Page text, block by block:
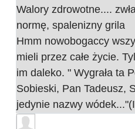
Walory zdrowotne....
normę, spalenizny grila
Hmm nowobogaccy
mieli przez całe życie.
im daleko. " Wygrała ta
Sobieski, Pan Tadeusz,
jedynie nazwy